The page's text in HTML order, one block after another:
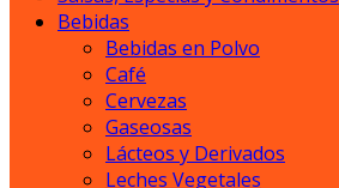
Bebidas
Bebidas en Polvo
Café
Cervezas
Gaseosas
Lácteos y Derivados
Leches Vegetales